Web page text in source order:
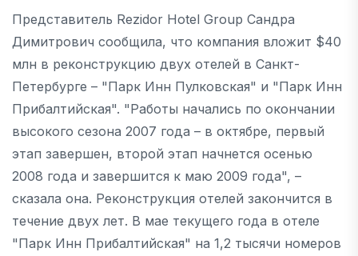
Представитель Rezidor Hotel Group Сандра
Димитрович сообщила, что компания вложит $40
млн в реконструкцию двух отелей в Санкт-
Петербурге – "Парк Инн Пулковская" и "Парк Инн
Прибалтийская". "Работы начались по окончании
высокого сезона 2007 года – в октябре, первый
этап завершен, второй этап начнется осенью
2008 года и завершится к маю 2009 года", –
сказала она. Реконструкция отелей закончится в
течение двух лет. В мае текущего года в отеле
"Парк Инн Прибалтийская" на 1,2 тысячи номеров